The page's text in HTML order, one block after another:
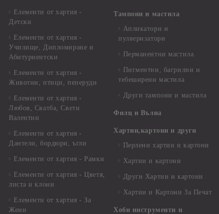
Елементи от хартия -
Детски
Елементи от хартия -
Училище, Дипломиране и
Абитуриентски
Елементи от хартия -
Животни, птици, пеперуди
Елементи от хартия -
Любов, Сватба, Свети
Валентин
Елементи от хартия -
Дантели, бордюри, ъгли
Елементи от хартия - Рамки
Елементи от хартия - Цветя,
листа и клони
Елементи от хартия - За
Жени
Тампони и мастила
Апликатори и
пулверизатори
Перманентни мастила
Пигментни, багрилни и
тебеширени мастила
Други тампони и мастила
Филц и Вълна
Хартии,картони и други
Перлени хартии и картони
Хартии и картони
Други Хартии и картони
Хартии и Картони За Печат
Хоби инструменти и